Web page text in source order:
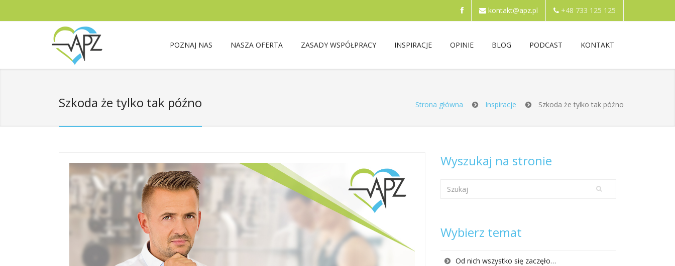
kontakt@apz.pl +48 733 125 125
POZNAJ NAS NASZA OFERTA ZASADY WSPÓŁPRACY INSPIRACJE OPINIE BLOG PODCAST KONTAKT
Szkoda że tylko tak późno Strona główna Inspiracje Szkoda że tylko tak późno
Wyszukaj na stronie
Wybierz temat
Od nich wszystko się zaczęło…